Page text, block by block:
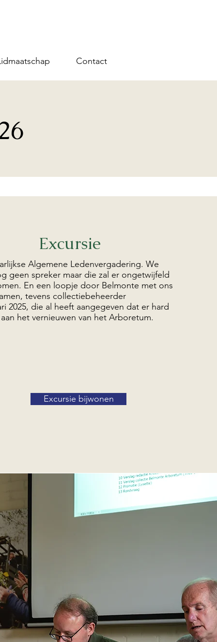
Contact
Excursie
Algemene Ledenvergadering. We
geen spreker maar die zal er ongetwijfeld
En een loopje door Belmonte met ons
tevens collectiebeheerder
2025, die al heeft aangegeven dat er hard
het vernieuwen van het Arboretum.
Excursie bijwonen